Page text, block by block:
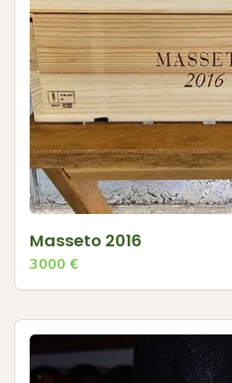
Masseto 2016
3000 €